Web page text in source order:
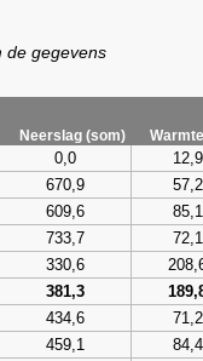
de gegevens
Neerslag (som)
0,0 12,9
670,9 57,2
609,6 85,1
733,7 72,1
330,6
381,3
434,6 71,2
459,1 84,4